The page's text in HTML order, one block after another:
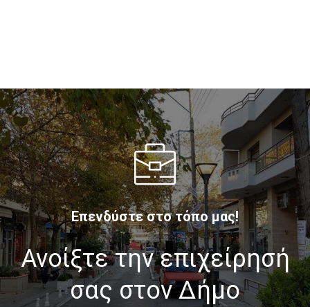
Επενδύστε στο τόπο μας!
Ανοίξτε την επιχείρησή
σας στον Δήμο